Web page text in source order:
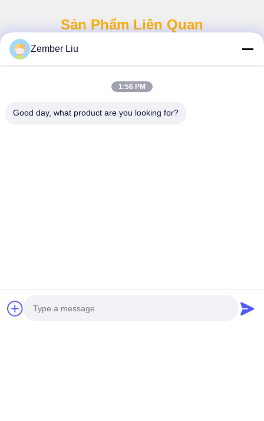
Sản Phẩm Liên Quan
Địa chỉ
Zember Liu
1:56 PM
Good day, what product are you looking for?